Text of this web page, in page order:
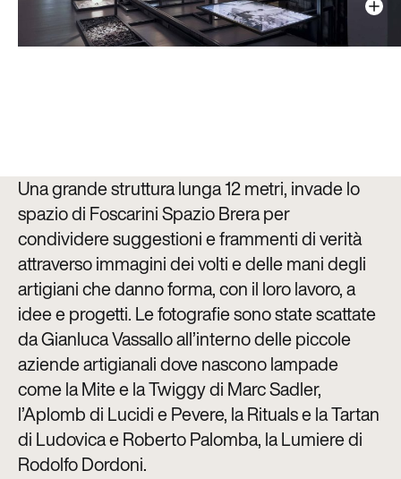
Una grande struttura lunga 12 metri, invade lo
spazio di Foscarini Spazio Brera per
condividere suggestioni e frammenti di verità
attraverso immagini dei volti e delle mani degli
artigiani che danno forma, con il loro lavoro, a
idee e progetti. Le fotografie sono state scattate
da Gianluca Vassallo all’interno delle piccole
aziende artigianali dove nascono lampade
come la Mite e la Twiggy di Marc Sadler,
l’Aplomb di Lucidi e Pevere, la Rituals e la Tartan
di Ludovica e Roberto Palomba, la Lumiere di
Rodolfo Dordoni.